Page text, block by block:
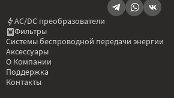
AC/DC преобразователи
Фильтры
Системы беспроводной передачи энергии
Аксессуары
О Компании
Поддержка
Контакты